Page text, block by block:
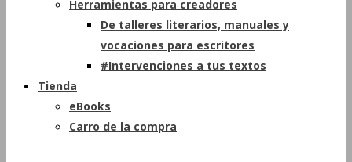
Herramientas para creadores
De talleres literarios, manuales y
vocaciones para escritores
#Intervenciones a tus textos
Tienda
eBooks
Carro de la compra